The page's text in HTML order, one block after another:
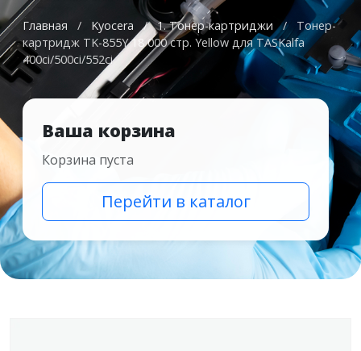
Главная / Kyocera / 1. Тонер-картриджи /
Тонер-
картридж TK-855Y 18 000 стр. Yellow для TASKalfa
400ci/500ci/552ci
Ваша корзина
Корзина пуста
Перейти в каталог